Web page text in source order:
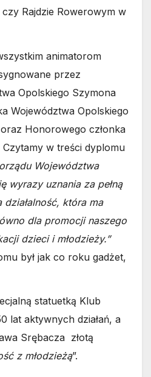
Rajdzie Rowerowym w
animatorom
przez
Opolskiego Szymona
Województwa Opolskiego
Honorowego członka
Czytamy w treści dyplomu
Województwa
wyrazy uznania za pełną
która ma
dla promocji naszego
dzieci i młodzieży.”
był jak co roku gadżet,
statuetką Klub
lat aktywnych działań, a
Srębacza złotą
z młodzieżą”.